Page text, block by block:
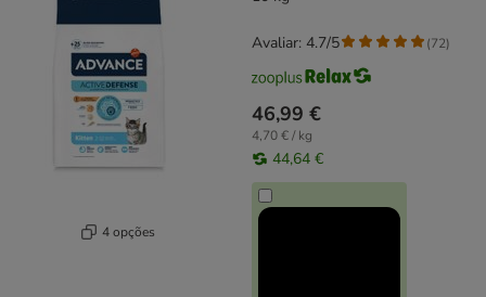
4 opções
46,99 €
4,70 € / kg
44,64 €
Avaliar: 4.7/5 (72)